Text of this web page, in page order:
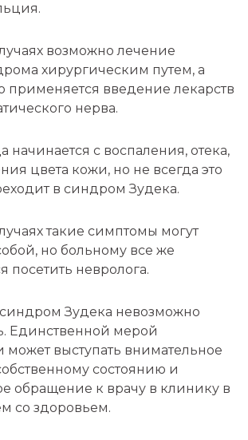
возможно лечение
хирургическим путем, а
применяется введение лекарств
нерва.
начинается с воспаления, отека,
цвета кожи, но не всегда это
в синдром Зудека.
такие симптомы могут
но больному все же
посетить невролога.
Зудека невозможно
Единственной мерой
может выступать внимательное
состоянию и
обращение к врачу в клинику в
со здоровьем.